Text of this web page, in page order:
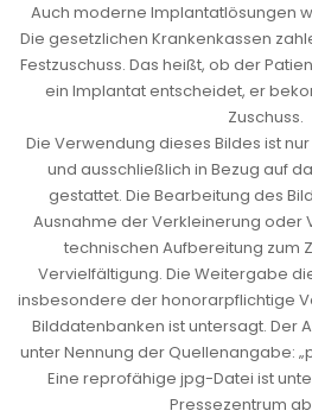
Auch moderne Implantatlösungen
Die gesetzlichen Krankenkassen
Festzuschuss. Das heißt, ob der
ein Implantat entscheidet, er
Zuschuss.
Die Verwendung dieses Bildes ist
und ausschließlich in Bezug auf
gestattet. Die Bearbeitung des
Ausnahme der Verkleinerung oder
technischen Aufbereitung zum
Vervielfältigung. Die Weitergabe
insbesondere der honorarpflichtige
Bilddatenbanken ist untersagt. Der
unter Nennung der Quellenangabe:
Eine reprofähige jpg-Datei ist
Pressezentrum